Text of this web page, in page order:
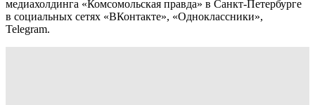
медиахолдинга «Комсомольская правда» в Санкт-Петербурге
в социальных сетях «ВКонтакте», «Одноклассники»,
Telegram.